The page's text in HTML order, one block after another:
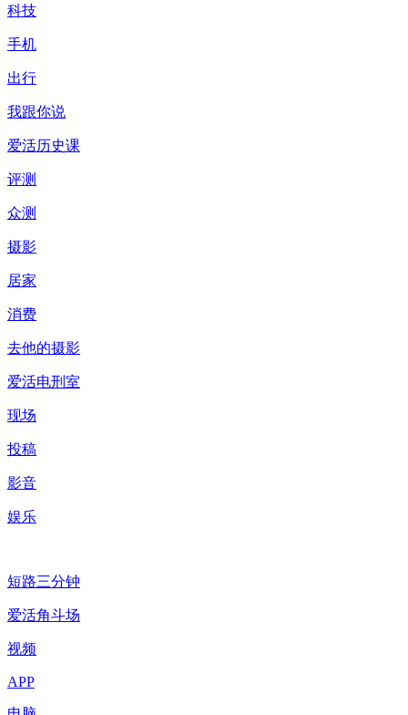
科技
手机
出行
我跟你说
爱活历史课
评测
众测
摄影
居家
消费
去他的摄影
爱活电刑室
现场
投稿
影音
娱乐
短路三分钟
爱活角斗场
视频
APP